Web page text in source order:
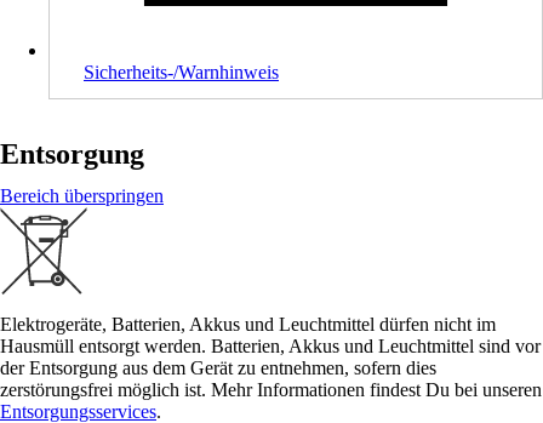
Sicherheits-/Warnhinweis
Entsorgung
Bereich überspringen
Elektrogeräte, Batterien, Akkus und Leuchtmittel dürfen nicht im
Hausmüll entsorgt werden. Batterien, Akkus und Leuchtmittel sind vor
der Entsorgung aus dem Gerät zu entnehmen, sofern dies
zerstörungsfrei möglich ist. Mehr Informationen findest Du bei unseren
Entsorgungsservices.